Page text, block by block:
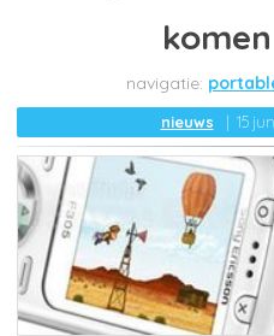
nieuws 15